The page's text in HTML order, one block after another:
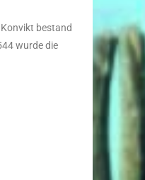
bestand
wurde die